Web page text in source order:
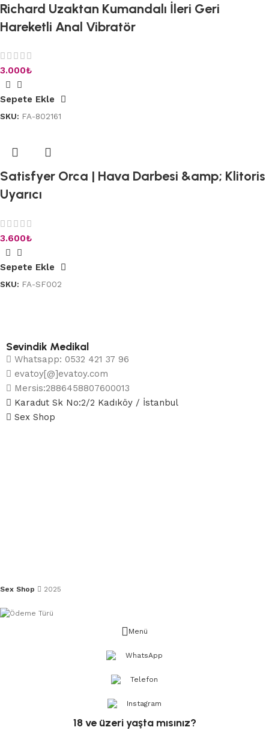
Richard Uzaktan Kumandalı İleri Geri
Hareketli Anal Vibratör
3.000₺
Sepete Ekle
SKU: FA-802161
Satisfyer Orca | Hava Darbesi &amp; Klitoris
Uyarıcı
3.600₺
Sepete Ekle
SKU: FA-SF002
Sevindik Medikal
Whatsapp: 0532 421 37 96
evatoy[@]evatoy.com
Mersis:2886458807600013
Karadut Sk No:2/2 Kadıköy / İstanbul
Sex Shop
Sex Shop 2025
Menü
WhatsApp
Telefon
Instagram
18 ve üzeri yaşta mısınız?